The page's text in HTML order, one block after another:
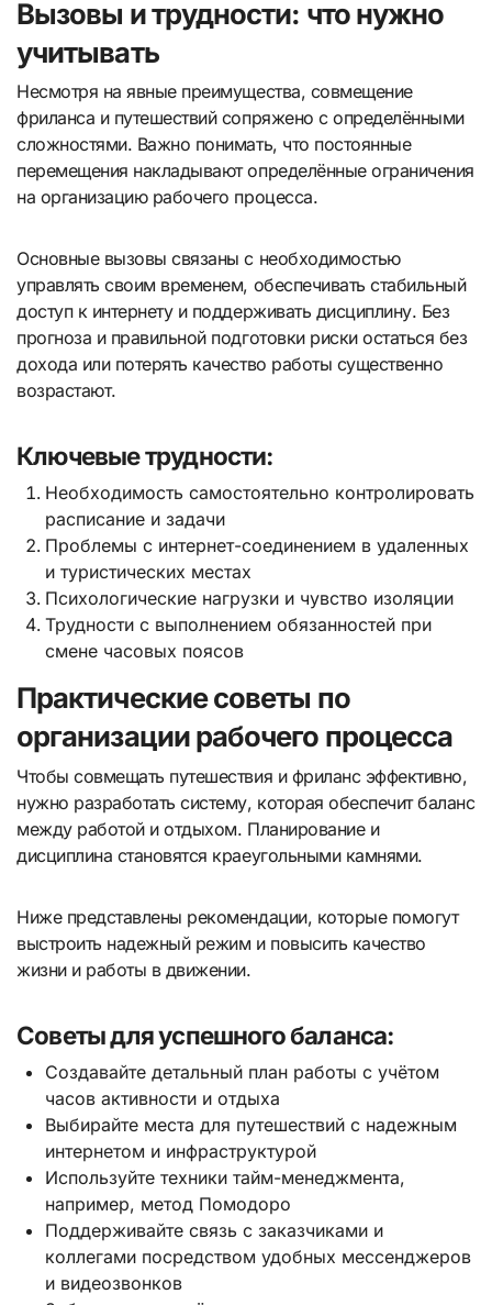
Вызовы и трудности: что нужно
учитывать
Несмотря на явные преимущества, совмещение
фриланса и путешествий сопряжено с определёнными
сложностями. Важно понимать, что постоянные
перемещения накладывают определённые ограничения
на организацию рабочего процесса.
Основные вызовы связаны с необходимостью
управлять своим временем, обеспечивать стабильный
доступ к интернету и поддерживать дисциплину. Без
прогноза и правильной подготовки риски остаться без
дохода или потерять качество работы существенно
возрастают.
Ключевые трудности:
Необходимость самостоятельно контролировать
расписание и задачи
Проблемы с интернет-соединением в удаленных
и туристических местах
Психологические нагрузки и чувство изоляции
Трудности с выполнением обязанностей при
смене часовых поясов
Практические советы по
организации рабочего процесса
Чтобы совмещать путешествия и фриланс эффективно,
нужно разработать систему, которая обеспечит баланс
между работой и отдыхом. Планирование и
дисциплина становятся краеугольными камнями.
Ниже представлены рекомендации, которые помогут
выстроить надежный режим и повысить качество
жизни и работы в движении.
Советы для успешного баланса:
Создавайте детальный план работы с учётом
часов активности и отдыха
Выбирайте места для путешествий с надежным
интернетом и инфраструктурой
Используйте техники тайм-менеджмента,
например, метод Помодоро
Поддерживайте связь с заказчиками и
коллегами посредством удобных мессенджеров
и видеозвонков